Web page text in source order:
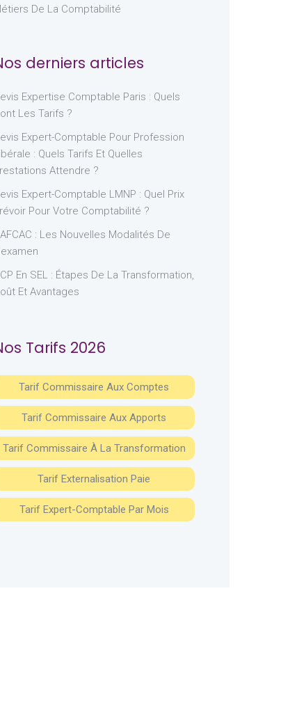
De La Comptabilité
derniers articles
Expertise Comptable Paris : Quels
Les Tarifs ?
Expert-Comptable Pour Profession
: Quels Tarifs Et Quelles
Attendre ?
Expert-Comptable LMNP : Quel Prix
Pour Votre Comptabilité ?
: Les Nouvelles Modalités De
En SEL : Étapes De La Transformation,
Et Avantages
Tarifs 2026
Tarif Commissaire Aux Comptes
Tarif Commissaire Aux Apports
Tarif Commissaire À La Transformation
Tarif Externalisation Paie
Tarif Expert-Comptable Par Mois